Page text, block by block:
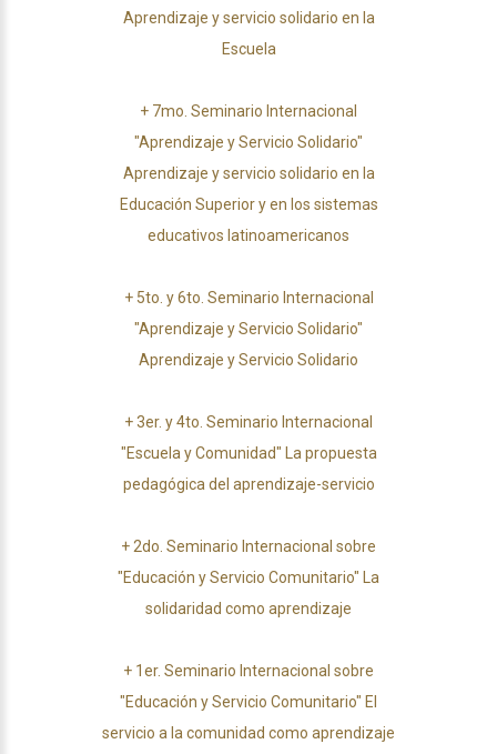
Aprendizaje y servicio solidario en la
Escuela
+ 7mo. Seminario Internacional
"Aprendizaje y Servicio Solidario"
Aprendizaje y servicio solidario en la
Educación Superior y en los sistemas
educativos latinoamericanos
+ 5to. y 6to. Seminario Internacional
"Aprendizaje y Servicio Solidario"
Aprendizaje y Servicio Solidario
+3er. y 4to. Seminario Internacional
"Escuela y Comunidad" La propuesta
pedagógica del aprendizaje-servicio
+2do. Seminario Internacional sobre
"Educación y Servicio Comunitario" La
solidaridad como aprendizaje
+ 1er. Seminario Internacional sobre
"Educación y Servicio Comunitario" El
servicio a la comunidad como aprendizaje